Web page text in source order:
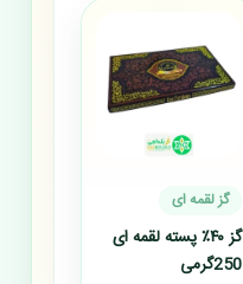
گز لقمه ای
گز ۴۰٪ پسته لقمه ای
250گرمی